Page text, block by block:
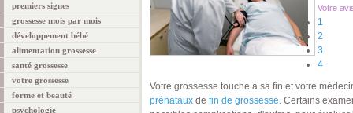
premiers signes
grossesse mois par mois
développement bébé
alimentation grossesse
santé grossesse
votre grossesse
forme et beauté
psychologie
Votre
1
2
3
4
Votre grossesse touche à sa fin et votre
prénataux de fin de grossesse. Certains